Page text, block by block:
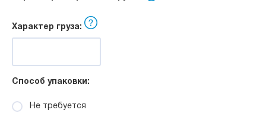
Характер груза:
Способ упаковки:
Не требуется